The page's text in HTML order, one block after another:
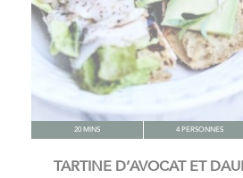
20 MINS 4 PERSONNES
TARTINE D’AVOCAT ET